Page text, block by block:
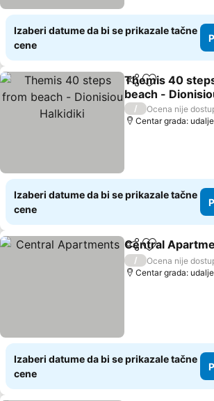
Izaberi datume da bi se prikazale tačne
cene
Deli Dodati u
Themis 40
beach -
Halkidiki
/
Ocena nije
Centar grada:
Izaberi datume da bi se prikazale tačne
cene
Deli Dodati u
Central
/
Ocena nije
Centar grada:
Izaberi datume da bi se prikazale tačne
cene